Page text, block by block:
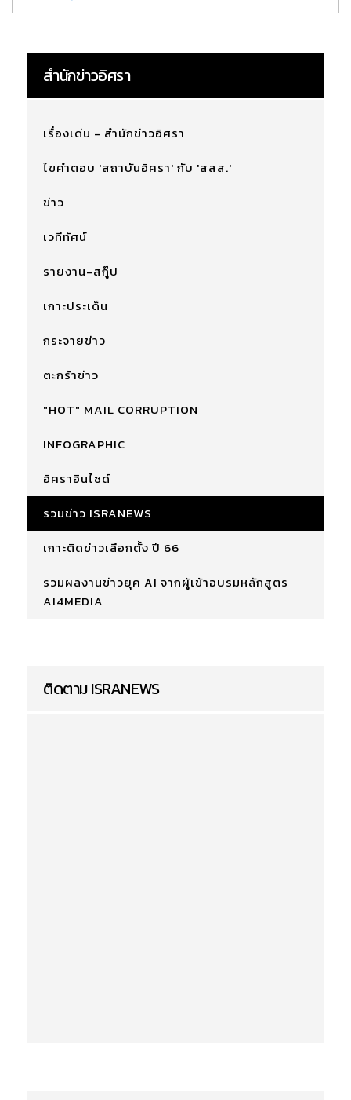
สำนักข่าวอิศรา
เรื่องเด่น - สำนักข่าวอิศรา
ไขคำตอบ 'สถาบันอิศรา' กับ 'สสส.'
ข่าว
เวทีทัศน์
รายงาน-สกู๊ป
เกาะประเด็น
กระจายข่าว
ตะกร้าข่าว
"HOT" MAIL CORRUPTION
INFOGRAPHIC
อิศราอินไซด์
รวมข่าว ISRANEWS
เกาะติดข่าวเลือกตั้ง ปี 66
รวมผลงานข่าวยุค AI จากผู้เข้าอบรมหลักสูตร
AI4MEDIA
ติดตาม ISRANEWS